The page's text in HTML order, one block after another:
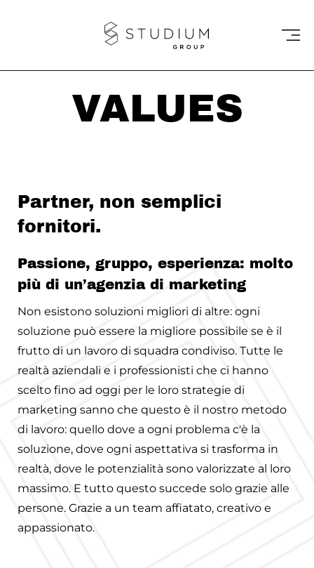
VALUES
Partner, non semplici
fornitori.
Passione, gruppo, esperienza: molto
più di un’agenzia di marketing
Non esistono soluzioni migliori di altre: ogni
soluzione può essere la migliore possibile se è il
frutto di un lavoro di squadra condiviso. Tutte le
realtà aziendali e i professionisti che ci hanno
scelto fino ad oggi per le loro strategie di
marketing sanno che questo è il nostro metodo
di lavoro: quello dove a ogni problema c'è la
soluzione, dove ogni aspettativa si trasforma in
realtà, dove le potenzialità sono valorizzate al loro
massimo. E tutto questo succede solo grazie alle
persone. Grazie a un team affiatato, creativo e
appassionato.